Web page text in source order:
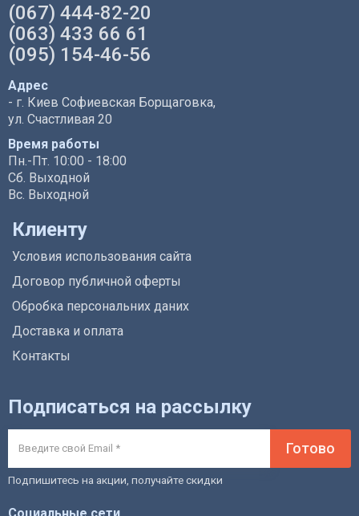
(067) 444-82-20
(063) 433 66 61
(095) 154-46-56
Адрес
- г. Киев Софиевская Борщаговка,
ул. Счастливая 20
Время работы
Пн.-Пт. 10:00 - 18:00
Сб. Выходной
Вс. Выходной
Клиенту
Условия использования сайта
Договор публичной оферты
Обробка персональних даних
Доставка и оплата
Контакты
Подписаться на рассылку
Готово
Подпишитесь на акции, получайте скидки
Социальные сети